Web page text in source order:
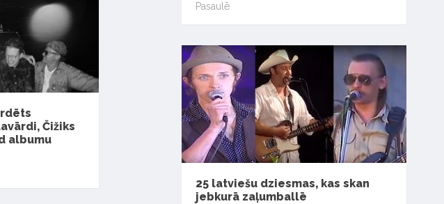
Čižiks
albumu
Pasaulē
25 latviešu dziesmas, kas skan
jebkurā zaļumballē